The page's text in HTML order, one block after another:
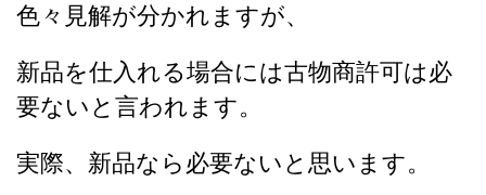
色々見解が分かれますが、
新品を仕入れる場合には古物商許可は必
要ないと言われます。
実際、新品なら必要ないと思います。